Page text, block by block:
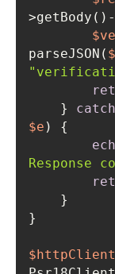
parseJSON(
    }
catch
$e
Response
$httpClient